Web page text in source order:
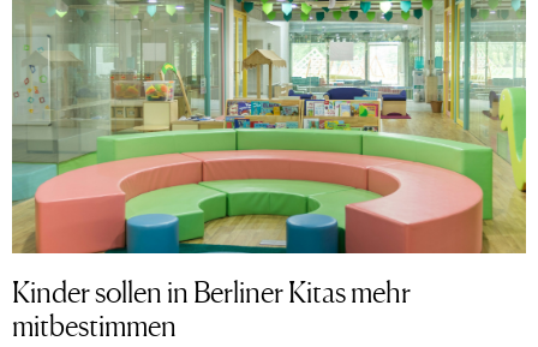
Kinder sollen in Berliner Kitas mehr
mitbestimmen